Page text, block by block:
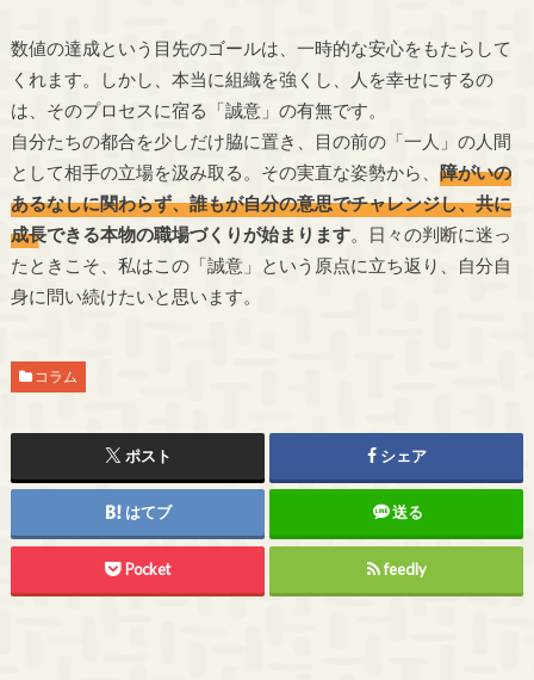
数値の達成という目先のゴールは、一時的な安心をもたらして
くれます。しかし、本当に組織を強くし、人を幸せにするの
は、そのプロセスに宿る「誠意」の有無です。
自分たちの都合を少しだけ脇に置き、目の前の「一人」の人間
として相手の立場を汲み取る。その実直な姿勢から、 障がいの
あるなしに関わらず、誰もが自分の意思でチャレンジし、共に
成長できる本物の職場づくりが始まります。日々の判断に迷っ
たときこそ、私はこの「誠意」という原点に立ち返り、自分自
身に問い続けたいと思います。
コラム
ポスト シェア
はてブ 送る
Pocket feedly